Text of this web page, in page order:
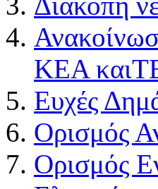
ΚΕΑ
Ευχές
Ορισμός
Ορισμός